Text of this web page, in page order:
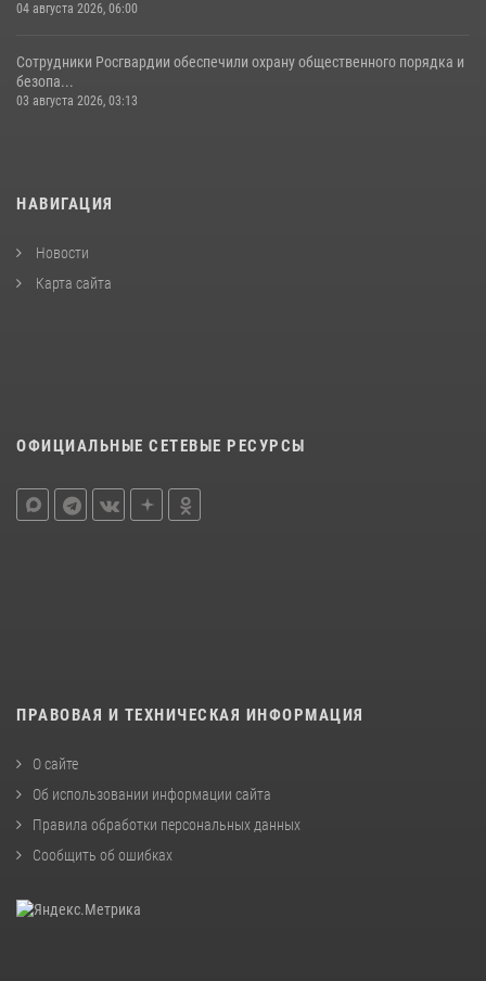
04 августа 2026, 06:00
Сотрудники Росгвардии обеспечили охрану общественного порядка и
безопа...
03 августа 2026, 03:13
НАВИГАЦИЯ
Новости
Карта сайта
ОФИЦИАЛЬНЫЕ СЕТЕВЫЕ РЕСУРСЫ
ПРАВОВАЯ И ТЕХНИЧЕСКАЯ ИНФОРМАЦИЯ
О сайте
Об использовании информации сайта
Правила обработки персональных данных
Сообщить об ошибках